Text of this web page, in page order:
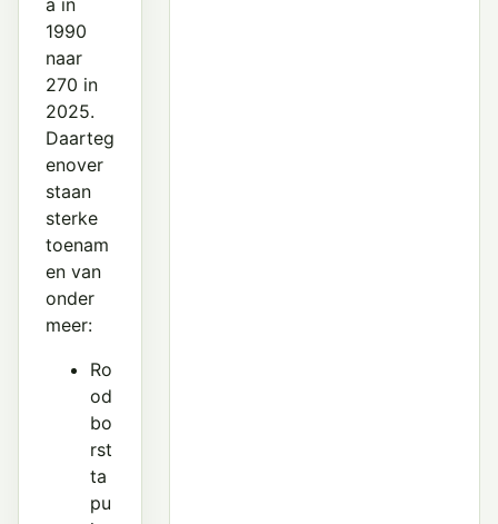
1990
naar
270 in
2025.
Daarteg
enover
staan
sterke
toenam
en van
onder
meer:
Ro
od
bo
rst
ta
pu